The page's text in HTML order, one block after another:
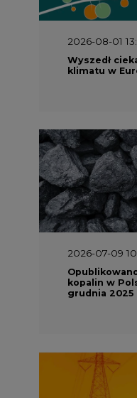
2026-08-01
Wyszedł
klimatu w
2026-07-09
kopalin w
grudnia 2025